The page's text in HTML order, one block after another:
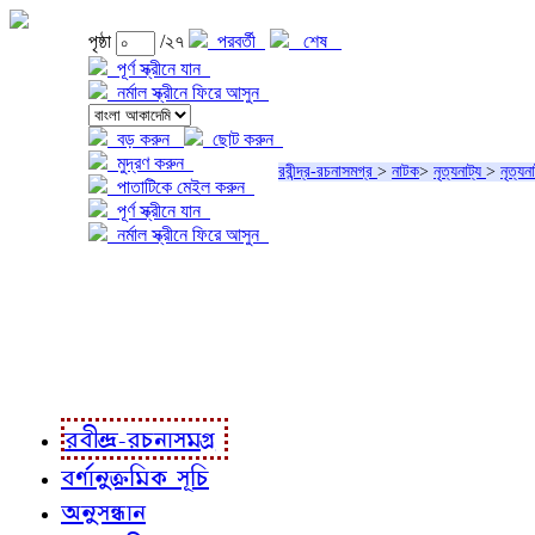
পৃষ্ঠা /২৭ পরবর্তী
শেষ
পূর্ণ স্ক্রীনে যান
নর্মাল স্ক্রীনে ফিরে আসুন
বড় করুন
ছোট করুন
মুদ্রণ করুন
পাতাটিকে মেইল করুন
পূর্ণ স্ক্রীনে যান
নর্মাল স্ক্রীনে ফিরে আসুন
রবীন্দ্র-রচনাসমগ্র > নাটক> নৃত্যনাট্য >
রবীন্দ্র-রচনাসমগ্র
বর্ণানুক্রমিক সূচি
অনুসন্ধান